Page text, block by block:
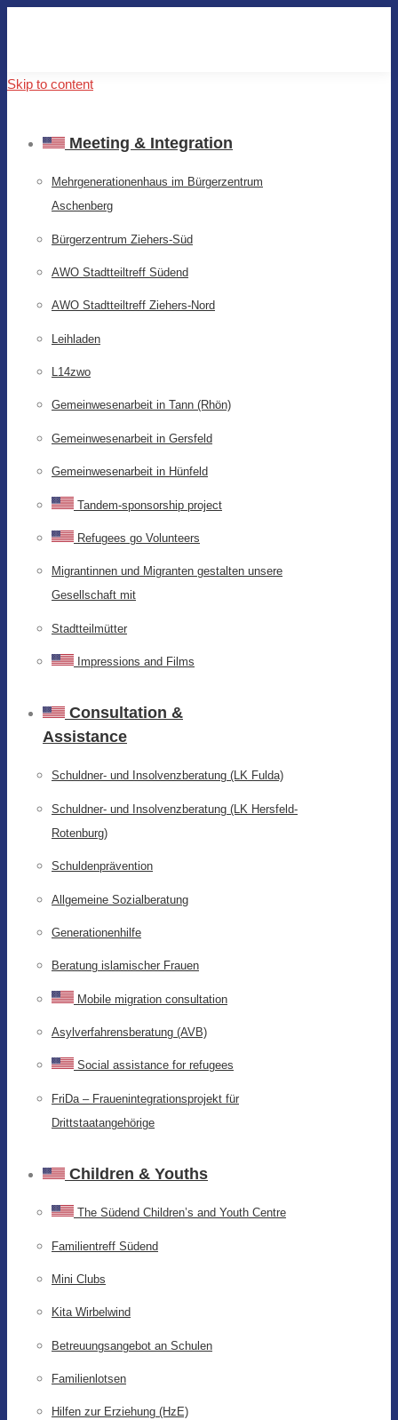
Skip to content
Meeting & Integration
Mehrgenerationenhaus im Bürgerzentrum
Aschenberg
Bürgerzentrum Ziehers-Süd
AWO Stadtteiltreff Südend
AWO Stadtteiltreff Ziehers-Nord
Leihladen
L14zwo
Gemeinwesenarbeit in Tann (Rhön)
Gemeinwesenarbeit in Gersfeld
Gemeinwesenarbeit in Hünfeld
Tandem-sponsorship project
Refugees go Volunteers
Migrantinnen und Migranten gestalten unsere
Gesellschaft mit
Stadtteilmütter
Impressions and Films
Consultation &
Assistance
Schuldner- und Insolvenzberatung (LK Fulda)
Schuldner- und Insolvenzberatung (LK Hersfeld-
Rotenburg)
Schuldenprävention
Allgemeine Sozialberatung
Generationenhilfe
Beratung islamischer Frauen
Mobile migration consultation
Asylverfahrensberatung (AVB)
Social assistance for refugees
FriDa – Frauenintegrationsprojekt für
Drittstaatangehörige
Children & Youths
The Südend Children’s and Youth Centre
Familientreff Südend
Mini Clubs
Kita Wirbelwind
Betreuungsangebot an Schulen
Familienlotsen
Hilfen zur Erziehung (HzE)